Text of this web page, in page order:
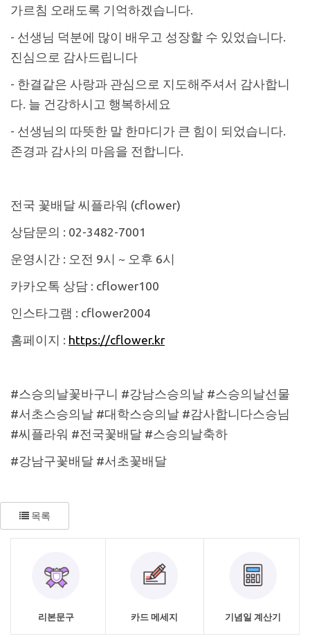
가르침 오래도록 기억하겠습니다.
- 선생님 덕분에 많이 배우고 성장할 수 있었습니다.
진심으로 감사드립니다
- 한결같은 사랑과 관심으로 지도해주셔서 감사합니
다. 늘 건강하시고 행복하세요
- 선생님의 따뜻한 말 한마디가 큰 힘이 되었습니다.
존경과 감사의 마음을 전합니다.
전국 꽃배달 씨플라워 (cflower)
상담문의 : 02-3482-7001
운영시간 : 오전 9시 ~ 오후 6시
카카오톡 상담 : cflower100
인스타그램 : cflower2004
홈페이지 : https://cflower.kr
#스승의날꽃바구니 #강남스승의날 #스승의날선물
#서초스승의날 #대학스승의날 #감사합니다스승님
#씨플라워 #전국꽃배달 #스승의날축하
#강남구꽃배달 #서초꽃배달
목록
리본문구 카드 메세지 기념일 계산기